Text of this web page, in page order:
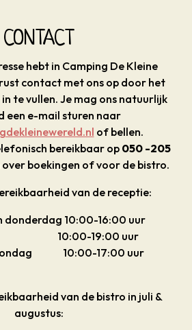
CONTACT
hebt in Camping De Kleine
contact met ons op door het
te vullen. Je mag ons natuurlijk
een e-mail sturen naar
of bellen.
bereikbaar op 050 -205
boekingen of voor de bistro.
van de receptie:
donderdag 10:00-16:00 uur
19:00 uur
10:00-17:00 uur
van de bistro in juli &
augustus: